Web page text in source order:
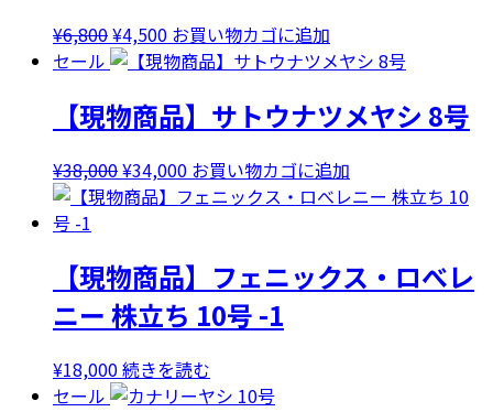
¥6,800元
の
格
は
¥6,800
で
¥4,500現
在
価
格
は
¥4,500
お買い物カゴに追加
セール
【現物商品】サトウナツメヤシ 8号
¥38,000元
の
は
¥38,000
で
た。
¥34,000現
在
格
は
¥34,000
す。
お買い物カゴに追加
【現物商品】フェニックス・ロべレ
ニー 株立ち 10号 -1
¥18,000続きを読む
セール